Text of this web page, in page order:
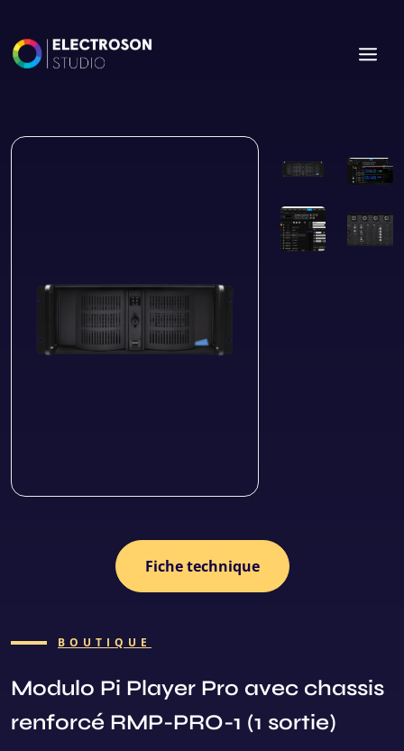
Fiche technique
BOUTIQUE
Modulo Pi Player Pro avec chassis
renforcé RMP-PRO-1 (1 sortie)